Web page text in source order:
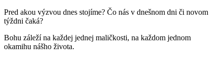
Pred akou výzvou dnes stojíme? Čo nás v dnešnom dni či novom
týždni čaká?
Bohu záleží na každej jednej maličkosti, na každom jednom
okamihu nášho života.